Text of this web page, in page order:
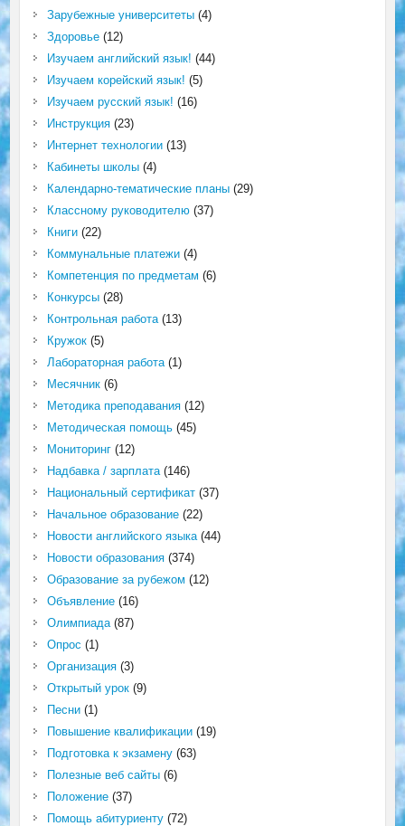
Зарубежные университеты(4)
Здоровье(12)
Изучаем английский язык! (44)
Изучаем корейский язык! (5)
Изучаем русский язык! (16)
Инструкция(23)
Интернет технологии(13)
Кабинеты школы(4)
Календарно-тематические планы(29)
Классному руководителю(37)
Книги(22)
Коммунальные платежи(4)
Компетенция по предметам (6)
Конкурсы(28)
Контрольная работа(13)
Кружок(5)
Лабораторная работа(1)
Месячник(6)
Методика преподавания(12)
Методическая помощь(45)
Мониторинг(12)
Надбавка / зарплата(146)
Национальный сертификат(37)
Начальное образование(22)
Новости английского языка(44)
Новости образования(374)
Образование за рубежом (12)
Объявление(16)
Олимпиада(87)
Опрос (1)
Организация(3)
Открытый урок(9)
Песни(1)
Повышение квалификации(19)
Подготовка к экзамену(63)
Полезные веб сайты(6)
Положение(37)
Помощь абитуриенту(72)